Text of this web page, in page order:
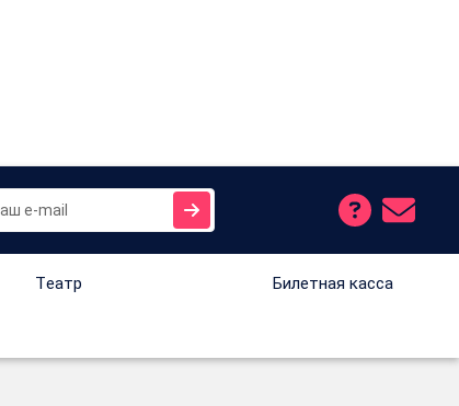
Tеатр Билетная касса